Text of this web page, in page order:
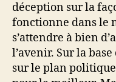
déception sur la
fonctionne dans le
s’attendre à bien
l’avenir. Sur la
sur le plan